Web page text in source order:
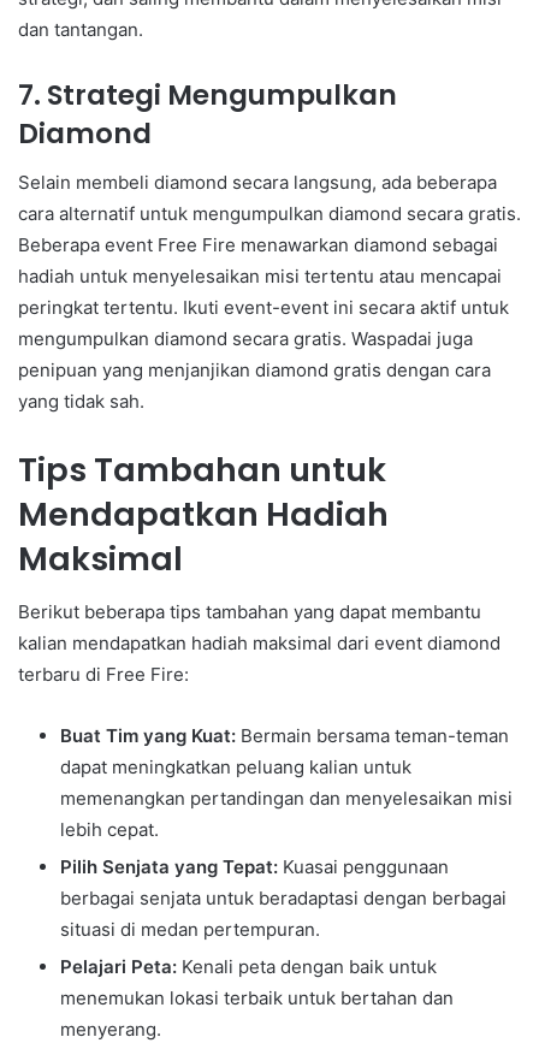
dan tantangan.
7. Strategi Mengumpulkan
Diamond
Selain membeli diamond secara langsung, ada beberapa
cara alternatif untuk mengumpulkan diamond secara gratis.
Beberapa event Free Fire menawarkan diamond sebagai
hadiah untuk menyelesaikan misi tertentu atau mencapai
peringkat tertentu. Ikuti event-event ini secara aktif untuk
mengumpulkan diamond secara gratis. Waspadai juga
penipuan yang menjanjikan diamond gratis dengan cara
yang tidak sah.
Tips Tambahan untuk
Mendapatkan Hadiah
Maksimal
Berikut beberapa tips tambahan yang dapat membantu
kalian mendapatkan hadiah maksimal dari event diamond
terbaru di Free Fire:
Buat Tim yang Kuat: Bermain bersama teman-teman
dapat meningkatkan peluang kalian untuk
memenangkan pertandingan dan menyelesaikan misi
lebih cepat.
Pilih Senjata yang Tepat: Kuasai penggunaan
berbagai senjata untuk beradaptasi dengan berbagai
situasi di medan pertempuran.
Pelajari Peta: Kenali peta dengan baik untuk
menemukan lokasi terbaik untuk bertahan dan
menyerang.